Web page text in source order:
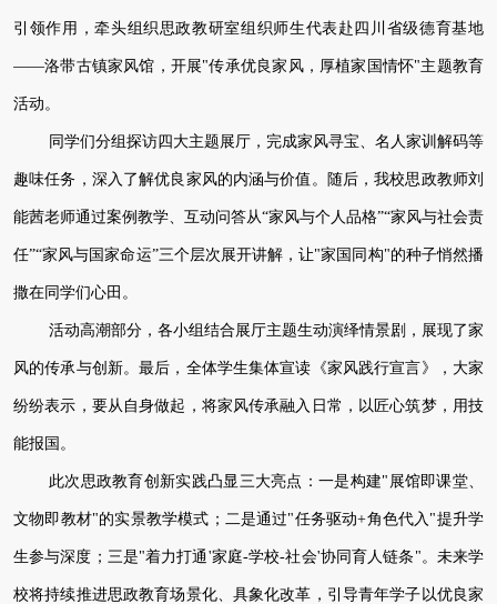
引领作用，牵头组织思政教研室组织师生代表赴四川省级德育基地
——洛带古镇家风馆，开展"传承优良家风，厚植家国情怀"主题教育
活动。
同学们分组探访四大主题展厅，完成家风寻宝、名人家训解码等
趣味任务，深入了解优良家风的内涵与价值。随后，我校思政教师刘
能茜老师通过案例教学、互动问答从“家风与个人品格”“家风与社会责
任”“家风与国家命运”三个层次展开讲解，让"家国同构"的种子悄然播
撒在同学们心田。
活动高潮部分，各小组结合展厅主题生动演绎情景剧，展现了家
风的传承与创新。最后，全体学生集体宣读《家风践行宣言》，大家
纷纷表示，要从自身做起，将家风传承融入日常，以匠心筑梦，用技
能报国。
此次思政教育创新实践凸显三大亮点：一是构建"展馆即课堂、
文物即教材"的实景教学模式；二是通过"任务驱动+角色代入"提升学
生参与深度；三是"着力打通'家庭-学校-社会'协同育人链条"。未来学
校将持续推进思政教育场景化、具象化改革，引导青年学子以优良家